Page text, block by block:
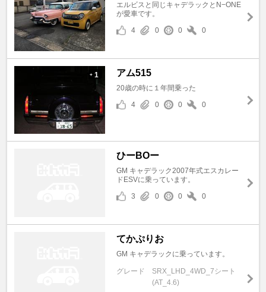
エルビスと同じキャデラックとN−ONE
が愛車です。
4
0 0 0
+ 1 アム515
20歳の時に１年間乗った
4
0 0 0
ひーBOー
GM キャデラック2007年式エスカレー
ドESVに乗っています。
3
0 0 0
てかぷりお
GM キャデラックに乗っています。
グレード
SRX_LHD_4WD_7シート
(AT_4.6)